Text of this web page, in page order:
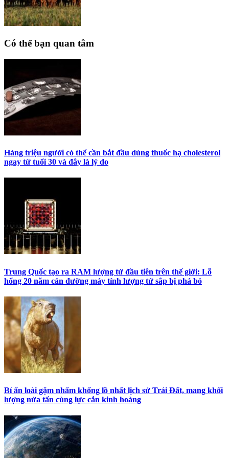
Có thể bạn quan tâm
Hàng triệu người có thể cần bắt đầu dùng thuốc hạ cholesterol
ngay từ tuổi 30 và đây là lý do
Trung Quốc tạo ra RAM lượng tử đầu tiên trên thế giới: Lỗ
hổng 20 năm cản đường máy tính lượng tử sắp bị phá bỏ
Bí ẩn loài gặm nhấm khổng lồ nhất lịch sử Trái Đất, mang khối
lượng nửa tấn cùng lực cắn kinh hoàng